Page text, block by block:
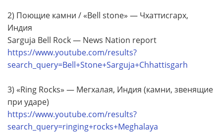
2) Поющие камни / «Bell stone» — Чхаттисгарх,
Индия
Sarguja Bell Rock — News Nation report
https://www.youtube.com/results?
search_query=Bell+Stone+Sarguja+Chhattisgarh
3) «Ring Rocks» — Мегхалая, Индия (камни, звенящие
при ударе)
https://www.youtube.com/results?
search_query=ringing+rocks+Meghalaya